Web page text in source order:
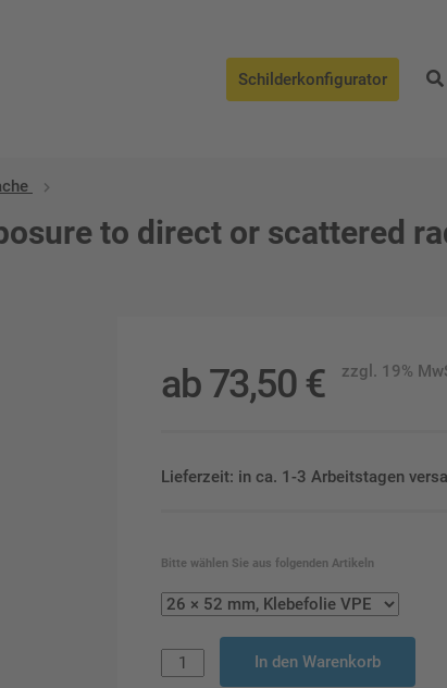
Schilderkonfigurator
to direct or scattered
ab73,50 € zzgl. 19%
Lieferzeit: in ca. 1-3 Arbeitstagen
Bitte wählen Sie aus folgenden Artikeln
In den Warenkorb